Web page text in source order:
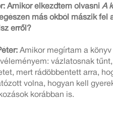
Amikor elkezdtem olvasni A
más okból mászik fel
erről?
Amikor megírtam a
vázlatosnak
mert rádöbbentett arra,
volna, hogyan kell
korábban is.